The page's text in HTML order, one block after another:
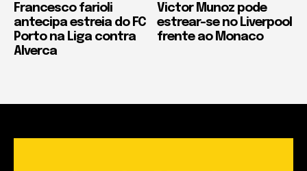
Francesco farioli
antecipa estreia do FC
Porto na Liga contra
Alverca
Victor Munoz pode
estrear-se no Liverpool
frente ao Monaco